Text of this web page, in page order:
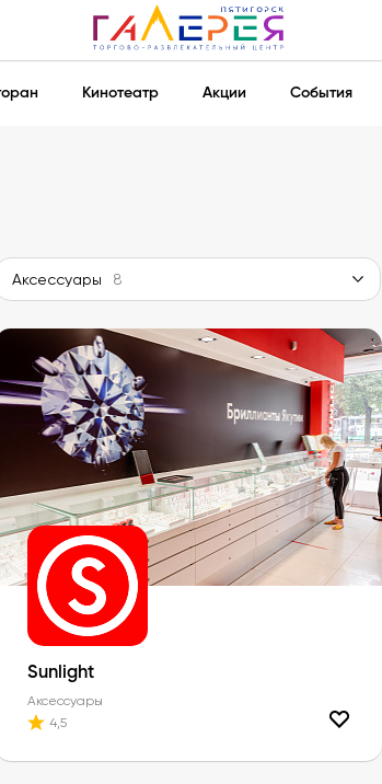
Кинотеатр Акции События
Аксессуары 8
Sunlight
Аксессуары
4,5